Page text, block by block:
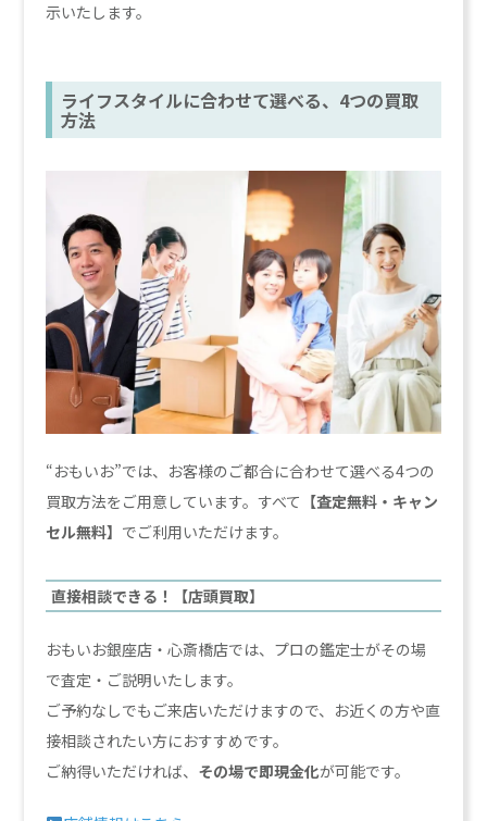
示いたします。
ライフスタイルに合わせて選べる、4つの買取
方法
“おもいお”では、お客様のご都合に合わせて選べる4つの
買取方法をご用意しています。すべて 【査定無料・キャン
セル無料】 でご利用いただけます。
直接相談できる！【店頭買取】
おもいお銀座店・心斎橋店では、プロの鑑定士がその場
で査定・ご説明いたします。
ご予約なしでもご来店いただけますので、お近くの方や直
接相談されたい方におすすめです。
ご納得いただければ、 その場で即現金化が可能です。